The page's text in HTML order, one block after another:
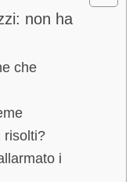
non ha
che
risolti?
i